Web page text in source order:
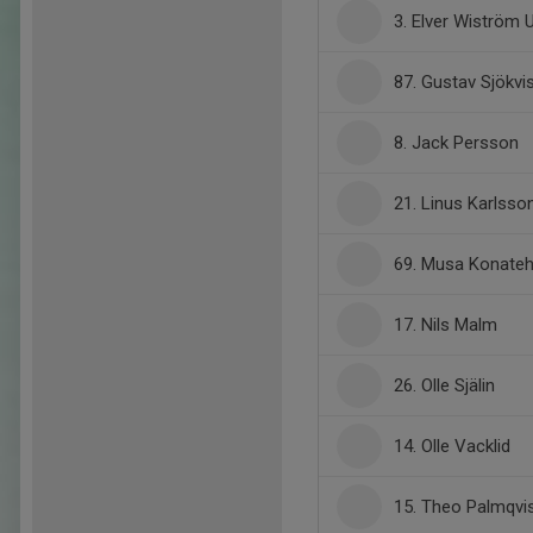
3. Elver Wiström
87. Gustav
8. Jack Persson
21. Linus
69. Musa Konateh
17. Nils Malm
26. Olle Själin
14. Olle Vacklid
15. Theo